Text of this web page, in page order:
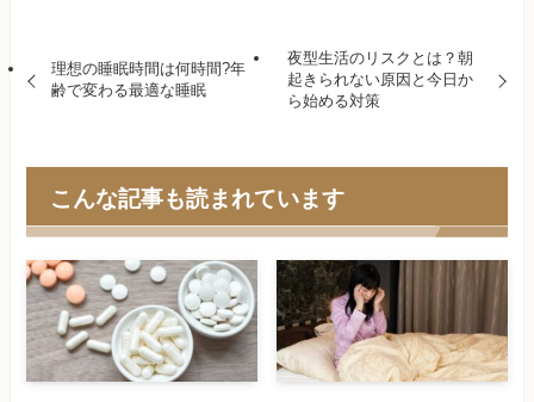
理想の睡眠時間は何時間?年
齢で変わる最適な睡眠
夜型生活のリスクとは？朝
起きられない原因と今日か
ら始める対策
こんな記事も読まれています